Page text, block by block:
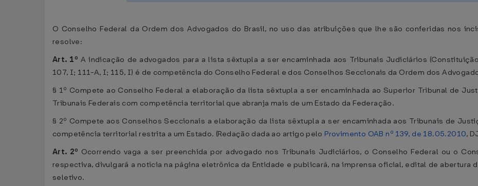
O Conselho Federal da Ordem dos Advogados do Brasil, no uso das atribuições que lhe são conferidas nos
resolve:
Art. 1ºA indicação de advogados para a lista sêxtupla a ser encaminhada aos Tribunais Judiciários
107, I; 111-A, I; 115, I) é de competência do Conselho Federal e dos Conselhos Seccionais da Ordem dos
§ 1º Compete ao Conselho Federal a elaboração da lista sêxtupla a ser encaminhada ao Superior Tribunal de
Tribunais Federais com competência territorial que abranja mais de um Estado da Federação.
§ 2º Compete aos Conselhos Seccionais a elaboração da lista sêxtupla a ser encaminhada aos Tribunais de
competência territorial restrita a um Estado. (Redação dada ao artigo pelo Provimento OAB nº 139, de 18.05.2010,
Art. 2º Ocorrendo vaga a ser preenchida por advogado nos Tribunais Judiciários, o Conselho Federal ou o
respectiva, divulgará a notícia na página eletrônica da Entidade e publicará, na imprensa oficial, edital de
seletivo.